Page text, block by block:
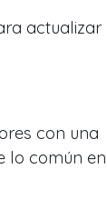
actualizar
con una
lo común en